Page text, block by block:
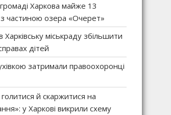
Харкова майже 13
з частиною озера «Очерет»
Харківську міськраду збільшити
дітей
затримали правоохоронці
й скаржитися на
у Харкові викрили схему